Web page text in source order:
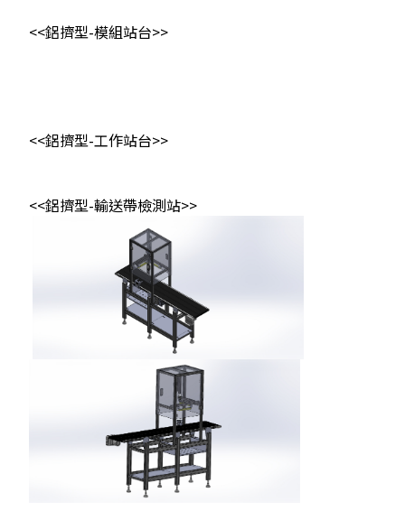
<<鋁擠型-模組站台>>
<<鋁擠型-工作站台>>
<<鋁擠型-輸送帶檢測站>>